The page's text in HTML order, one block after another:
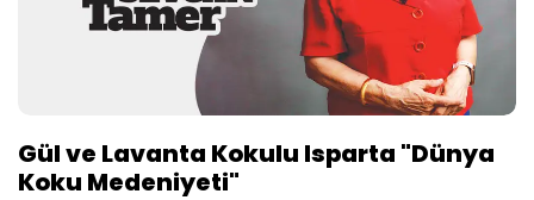
Gül ve Lavanta Kokulu Isparta "Dünya
Koku Medeniyeti"